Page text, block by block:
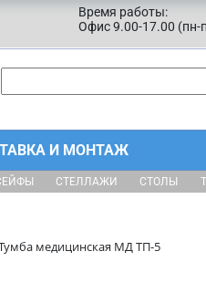
Время работы:
Офис 9.00-17.00 (пн-
И МОНТАЖ
СТЕЛЛАЖИ СТОЛЫ
медицинская МД ТП-5